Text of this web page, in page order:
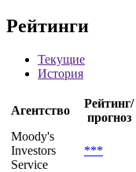
Рейтинги
Текущие
История
Агентство
Рейтинг/
прогноз
Moody's
Investors
Service
***